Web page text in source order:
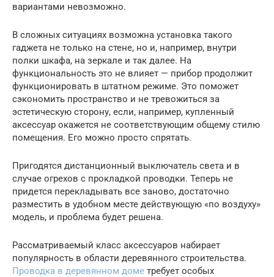
вариантами невозможно.
В сложных ситуациях возможна установка такого
гаджета не только на стене, но и, например, внутри
полки шкафа, на зеркале и так далее. На
функциональность это не влияет — прибор продолжит
функционировать в штатном режиме. Это поможет
сэкономить пространство и не тревожиться за
эстетическую сторону, если, например, купленный
аксессуар окажется не соответствующим общему стилю
помещения. Его можно просто спрятать.
Пригодятся дистанционный выключатель света и в
случае огрехов с прокладкой проводки. Теперь не
придется перекладывать все заново, достаточно
разместить в удобном месте действующую «по воздуху»
модель, и проблема будет решена.
Рассматриваемый класс аксессуаров набирает
популярность в области деревянного строительства.
Проводка в деревянном доме требует особых